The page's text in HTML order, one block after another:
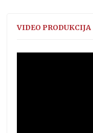
VIDEO PRODUKCIJA